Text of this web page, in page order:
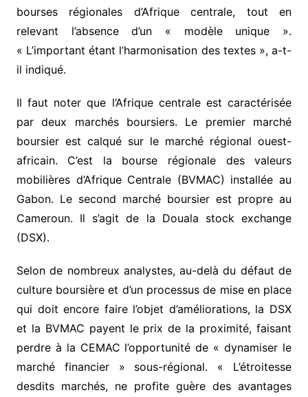
bourses régionales d’Afrique centrale, tout en
relevant l’absence d’un « modèle unique ».
« L’important étant l’harmonisation des textes », a-t-
il indiqué.
Il faut noter que l’Afrique centrale est caractérisée
par deux marchés boursiers. Le premier marché
boursier est calqué sur le marché régional ouest-
africain. C’est la bourse régionale des valeurs
mobilières d’Afrique Centrale (BVMAC) installée au
Gabon. Le second marché boursier est propre au
Cameroun. Il s’agit de la Douala stock exchange
(DSX).
Selon de nombreux analystes, au-delà du défaut de
culture boursière et d’un processus de mise en place
qui doit encore faire l’objet d’améliorations, la DSX
et la BVMAC payent le prix de la proximité, faisant
perdre à la CEMAC l’opportunité de « dynamiser le
marché financier » sous-régional. « L’étroitesse
desdits marchés, ne profite guère des avantages